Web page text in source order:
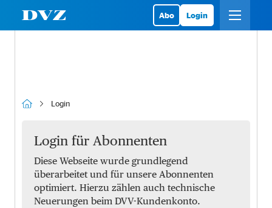
Abo Login
Login
Login für Abonnenten
Diese Webseite wurde grundlegend
überarbeitet und für unsere Abonnenten
optimiert. Hierzu zählen auch technische
Neuerungen beim DVV-Kundenkonto.